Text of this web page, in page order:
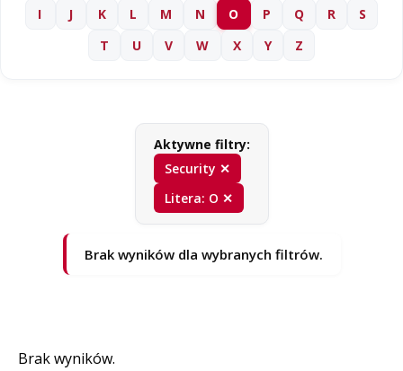
I
J K L M N O P Q R
S
T
U V W X Y Z
Aktywne filtry:
Security ✕
Litera: O ✕
Brak wyników dla wybranych filtrów.
Brak wyników.